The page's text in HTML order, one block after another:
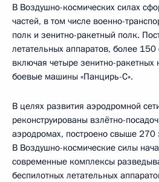
В Воздушно-космических силах
частей, в том числе военно-
полк и зенитно-ракетный полк.
летательных аппаратов, более
включая четыре зенитно-
боевые машины «Панцирь-С».
В целях развития аэродромной
реконструированы взлётно-
аэродромах, построено свыше 270
В Воздушно-космические силы
современные комплексы
беспилотных летательных